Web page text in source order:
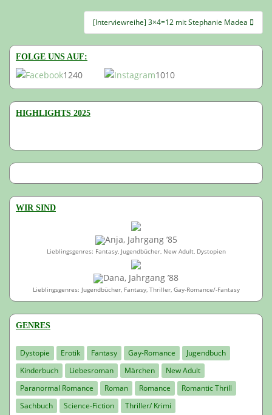
[Interviewreihe] 3×4=12 mit Stephanie Madea
FOLGE UNS AUF:
1240 1010
HIGHLIGHTS 2025
WIR SIND
Anja, Jahrgang ’85
Lieblingsgenres: Fantasy, Jugendbücher, New Adult, Dystopien
Dana, Jahrgang ’88
Lieblingsgenres: Jugendbücher, Fantasy, Thriller, Gay-Romance/-Fantasy
GENRES
Dystopie Erotik Fantasy Gay-Romance
Jugendbuch
Kinderbuch
Liebesroman Märchen
New Adult
Paranormal Romance
Roman Romance
Romantic Thrill
Sachbuch
Science-Fiction Thriller/ Krimi